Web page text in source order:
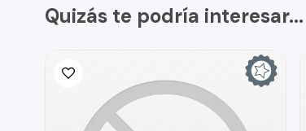
Quizás te podría interesar...